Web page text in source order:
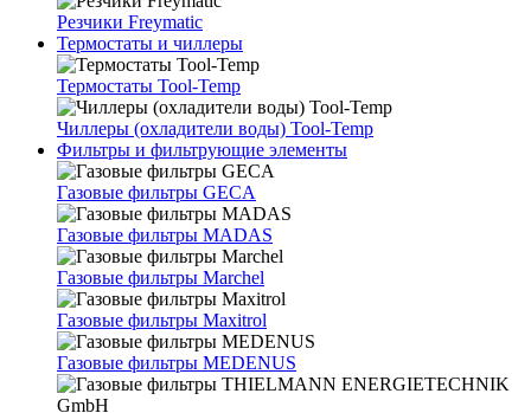
Резчики Freymatic
Термостаты и чиллеры
Термостаты Tool-Temp
Чиллеры (охладители воды) Tool-Temp
Фильтры и фильтрующие элементы
Газовые фильтры GECA
Газовые фильтры MADAS
Газовые фильтры Marchel
Газовые фильтры Maxitrol
Газовые фильтры MEDENUS